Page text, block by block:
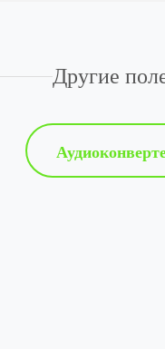
Другие